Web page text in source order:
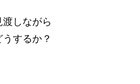
しながら
するか？